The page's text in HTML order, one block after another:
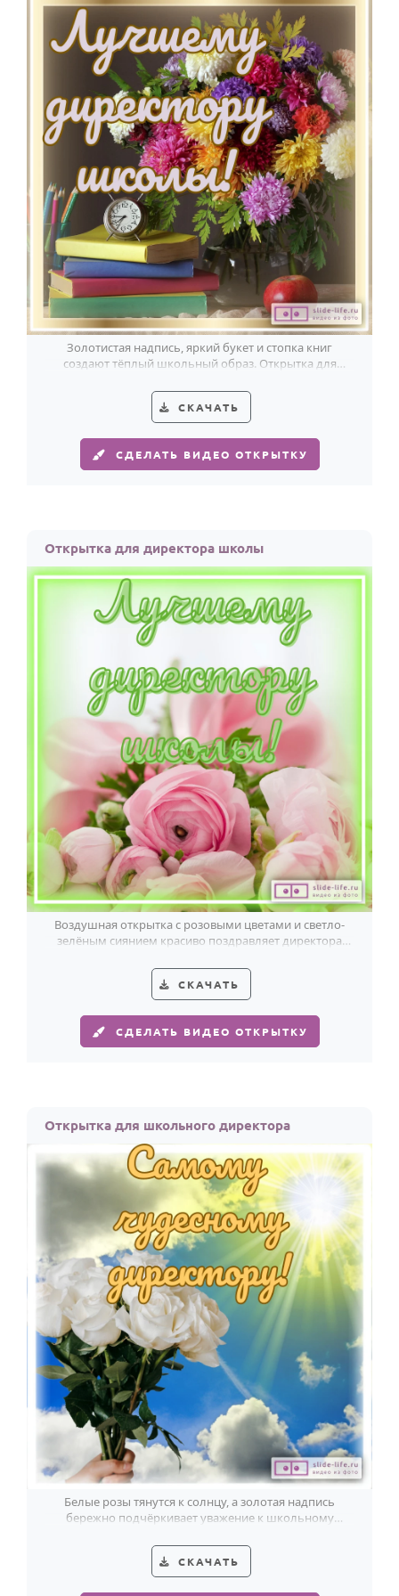
Годовщина свадьбы
Календарь праздников
КОМУ
Женщине
Маме
Папе
Детям
Все родственники
ПЕРСОНАЛЬНЫЕ
Пожелания
Золотистая надпись, яркий букет и стопка книг
создают тёплый школьный образ. Открытка для
СКАЧАТЬ
СДЕЛАТЬ ВИДЕО ОТКРЫТКУ
Открытка для директора школы
Воздушная открытка с розовыми цветами и светло-
зелёным сиянием красиво поздравляет директора
СКАЧАТЬ
СДЕЛАТЬ ВИДЕО ОТКРЫТКУ
Открытка для школьного директора
Белые розы тянутся к солнцу, а золотая надпись
бережно подчёркивает уважение к школьному
СКАЧАТЬ